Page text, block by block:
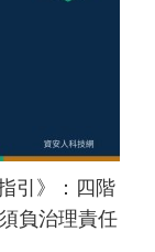
引》：四階
負治理責任